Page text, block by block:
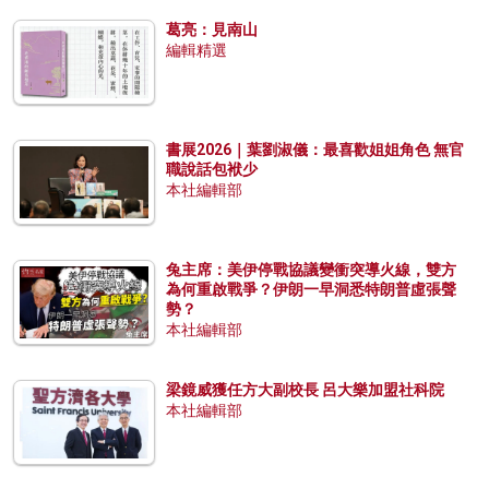
葛亮：見南山
編輯精選
書展2026｜葉劉淑儀：最喜歡姐姐角色 無官
職說話包袱少
本社編輯部
兔主席：美伊停戰協議變衝突導火線，雙方
為何重啟戰爭？伊朗一早洞悉特朗普虛張聲
勢？
本社編輯部
梁鏡威獲任方大副校長 呂大樂加盟社科院
本社編輯部